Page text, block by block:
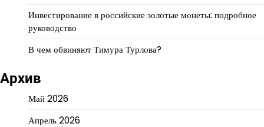
Инвестирование в российские золотые монеты: подробное
руководство
В чем обвиняют Тимура Турлова?
Архив
Май 2026
Апрель 2026